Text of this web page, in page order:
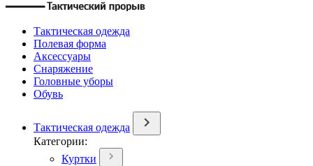
Тактическая одежда
Полевая форма
Аксессуары
Снаряжение
Головные уборы
Обувь
Тактическая одежда
Категории:
Куртки